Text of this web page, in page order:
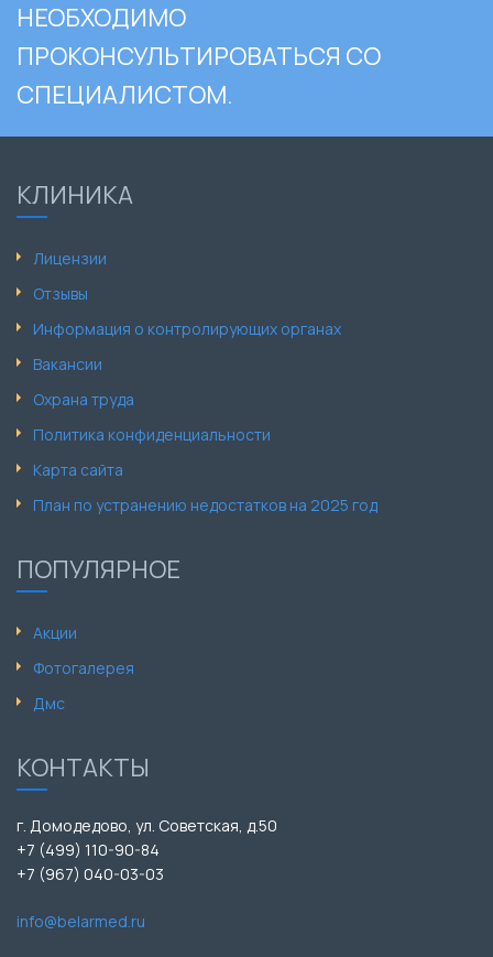
НЕОБХОДИМО
ПРОКОНСУЛЬТИРОВАТЬСЯ СО
СПЕЦИАЛИСТОМ.
КЛИНИКА
Лицензии
Отзывы
Информация о контролирующих органах
Вакансии
Охрана труда
Политика конфиденциальности
Карта сайта
План по устранению недостатков на 2025 год
ПОПУЛЯРНОЕ
Акции
Фотогалерея
Дмс
КОНТАКТЫ
г. Домодедово, ул. Советская, д.50
+7 (499) 110-90-84
+7 (967) 040-03-03
info@belarmed.ru